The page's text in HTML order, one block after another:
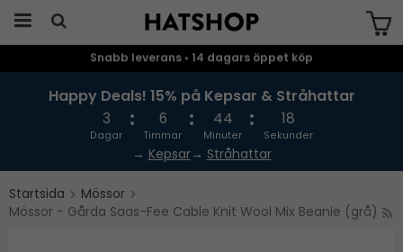
Snabb leverans • 14 dagars öppet köp
Happy Deals! 15% på Kepsar & Stråhattar
3
Dagar
6
Timmar
44
Minuter
18
Sekunder
→ Kepsar→ Stråhattar
Startsida
Mössor
Mössor - Gårda Saas-Fee Cable Knit Wool Mix Beanie (grå)